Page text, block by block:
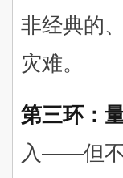
非经典的
灾难。
第三环：
入——但不